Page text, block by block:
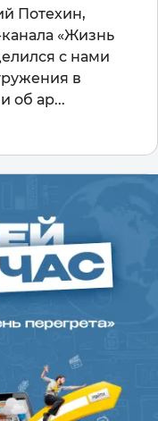
Потехин,
«Жизнь
с нами
в
об ар...